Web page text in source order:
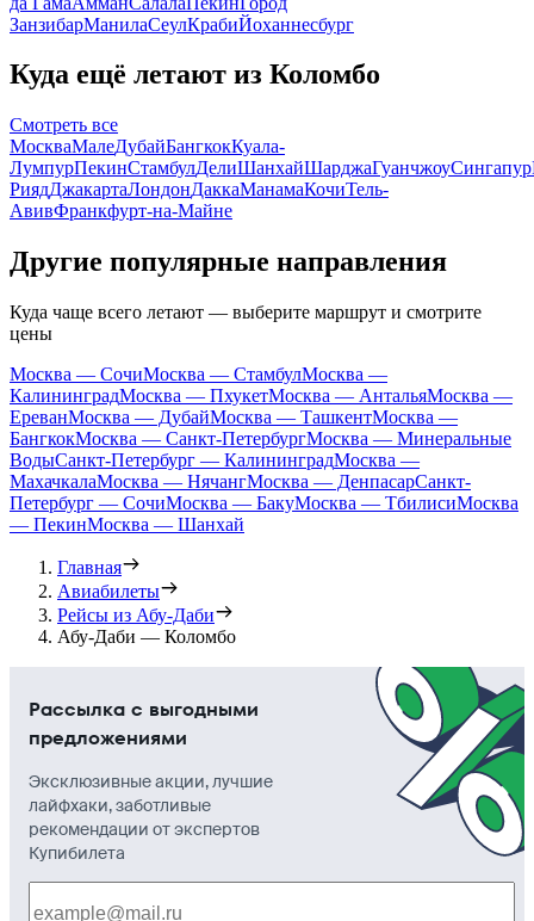
ЗанзибарМанилаСеулКрабиЙоханнесбург
Куда ещё летают из Коломбо
Смотреть все
МоскваМалеДубайБангкокКуала-
ЛумпурПекинСтамбулДелиШанхайШарджаГуанчжоуСингапур
РиядДжакартаЛондонДаккаМанамаКочиТель-
АвивФранкфурт-на-Майне
Другие популярные направления
Куда чаще всего летают — выберите маршрут и смотрите
цены
Москва — СочиМосква — СтамбулМосква —
КалининградМосква — ПхукетМосква — АнтальяМосква —
ЕреванМосква — ДубайМосква — ТашкентМосква —
БангкокМосква — Санкт-ПетербургМосква — Минеральные
ВодыСанкт-Петербург — КалининградМосква —
МахачкалаМосква — НячангМосква — ДенпасарСанкт-
Петербург — СочиМосква — БакуМосква — ТбилисиМосква
— ПекинМосква — Шанхай
Главная
Авиабилеты
Рейсы из Абу-Даби
Абу-Даби — Коломбо
Рассылка с выгодными
предложениями
Эксклюзивные акции, лучшие
лайфхаки, заботливые
рекомендации от экспертов
Купибилета